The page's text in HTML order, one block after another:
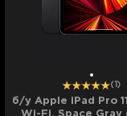
(1)
б/у Apple iPad Pro